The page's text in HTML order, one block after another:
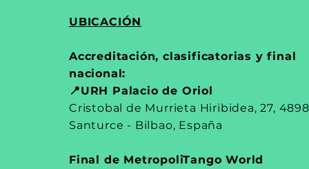
UBICACIÓN
​Accreditación, clasificatorias y final
nacional:
📍URH Palacio de Oriol
Cristobal de Murrieta Hiribidea, 27,
Santurce - Bilbao, España
Final de MetropoliTango World